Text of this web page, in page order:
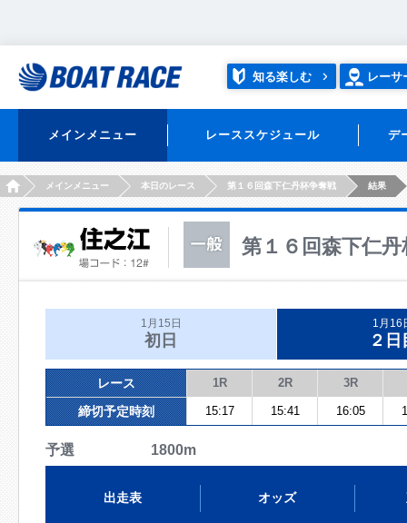
知る楽しむ レーサ
メインメニュー レーススケジュール デ
HOMEメインメニュー 本日のレース 第１６回森下仁丹杯争奪戦 結果
第１６回森下仁
1月15日
初日
1月16
２日
レース 1R 2R 3R
締切予定時刻 15:17 15:41 16:05
予選 1800m
出走表 オッズ